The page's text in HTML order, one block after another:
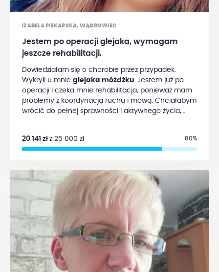
IZABELA PIEKARSKA, WĄGROWIEC
Jestem po operacji glejaka, wymagam
jeszcze rehabilitacji.
Dowiedziałam się o chorobie przez przypadek.
Wykryli u mnie glejaka móżdżku. Jestem już po
operacji i czeka mnie rehabilitacja, ponieważ mam
problemy z koordynacją ruchu i mową. Chciałabym
wrócić do pełnej sprawności i aktywnego życia,
20 141 zł z 25 000 zł 80%